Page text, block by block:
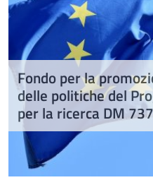
Fondo per la
delle politiche del
per la ricerca DM